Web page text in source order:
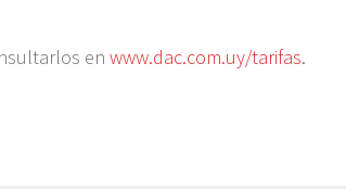
en www.dac.com.uy/tarifas.